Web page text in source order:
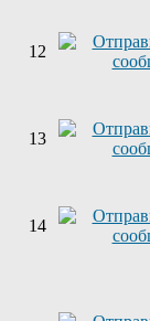
12
13
14